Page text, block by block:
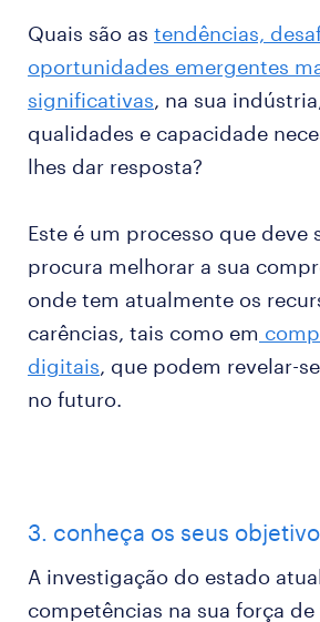
Quais são as tendências,
oportunidades emergentes
significativas, na sua
qualidades e capacidade
lhes dar resposta?
Este é um processo que deve
procura melhorar a sua
onde tem atualmente os
carências, tais como em
digitais, que podem revelar-
no futuro.
3. conheça os seus
A investigação do estado
competências na sua força